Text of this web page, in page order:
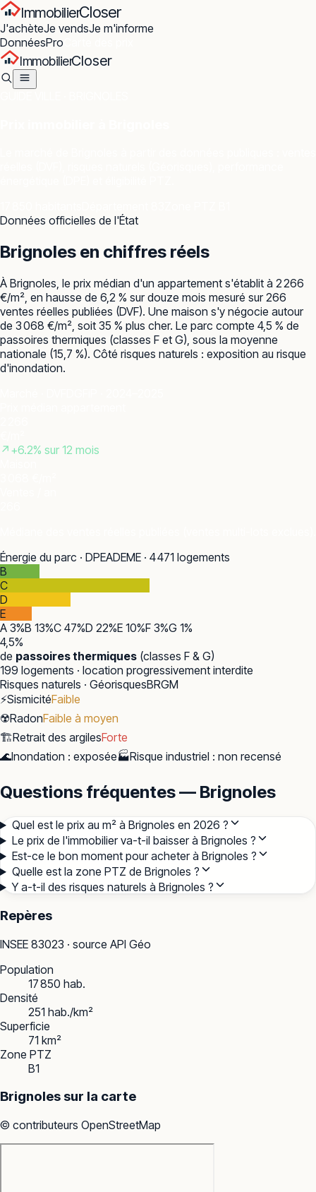
ImmobilierCloser
J'achèteJe vendsJe m'informe
DonnéesPro
ImmobilierCloser
Données officielles de l'État
Brignoles en chiffres réels
À Brignoles, le prix médian d'un appartement s'établit à 2 266
€/m², en hausse de 6,2 % sur douze mois mesuré sur 266
ventes réelles publiées (DVF). Une maison s'y négocie autour
de 3 068 €/m², soit 35 % plus cher. Le parc compte 4,5 % de
passoires thermiques (classes F et G), sous la moyenne
nationale (15,7 %). Côté risques naturels : exposition au risque
d'inondation.
↗ +6.2% sur 12 mois
Énergie du parc · DPEADEME · 4 471 logements
B
C
D
E
A 3%B 13%C 47%D 22%E 10%F 3%G 1%
4,5%
de passoires thermiques (classes F & G)
199 logements · location progressivement interdite
Risques naturels · GéorisquesBRGM
⚡SismicitéFaible
☢️RadonFaible à moyen
🏗️Retrait des argilesForte
🌊Inondation : exposée🏭Risque industriel : non recensé
Questions fréquentes — Brignoles
Quel est le prix au m² à Brignoles en 2026 ?
Le prix de l'immobilier va-t-il baisser à Brignoles ?
Est-ce le bon moment pour acheter à Brignoles ?
Quelle est la zone PTZ de Brignoles ?
Y a-t-il des risques naturels à Brignoles ?
Repères
INSEE 83023 · source API Géo
Population
17 850 hab.
Densité
251 hab./km²
Superficie
71 km²
Zone PTZ
B1
Brignoles sur la carte
© contributeurs OpenStreetMap